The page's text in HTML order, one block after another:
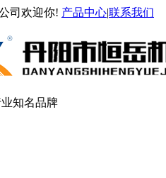
司欢迎你! 产品中心|联系我们
知名品牌